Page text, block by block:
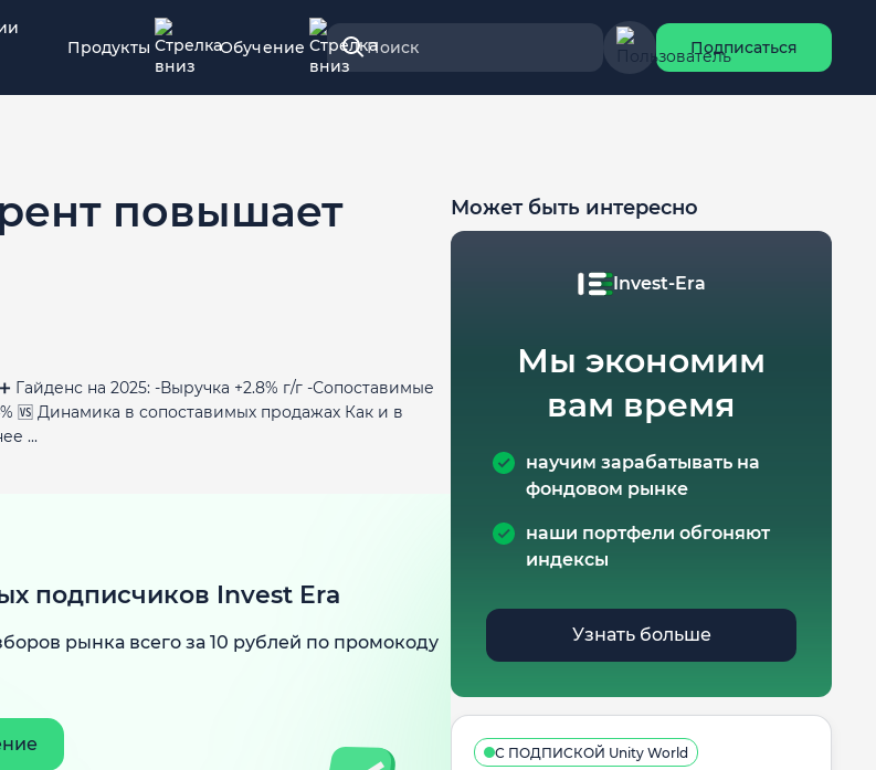
Продукты
Обучение Поиск Подписаться
повышает
Гайденс на 2025: -Выручка +2.8% г/г -Сопоставимые
🆚 Динамика в сопоставимых продажах Как и в
...
подписчиков Invest Era
рынка всего за 10 рублей по промокоду
Может быть интересно
Invest-Era
Мы экономим
вам время
научим зарабатывать на
фондовом рынке
наши портфели обгоняют
индексы
Узнать больше
С ПОДПИСКОЙ Unity World